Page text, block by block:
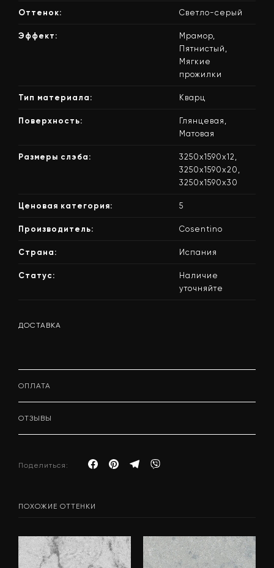
137 020 грн.
Оттенок: Светло-серый
Эффект:
Мрамор,
Пятнистый,
Мягкие
прожилки
Тип материала: Кварц
Поверхность:
Глянцевая,
Матовая
Размеры слэба:
3250х1590х12,
3250х1590х20,
3250х1590х30
Ценовая категория: 5
Производитель: Cosentino
Страна: Испания
Статус:
Наличие
уточняйте
ДОСТАВКА
ОПЛАТА
ОТЗЫВЫ
Поделиться:
ПОХОЖИЕ ОТТЕНКИ